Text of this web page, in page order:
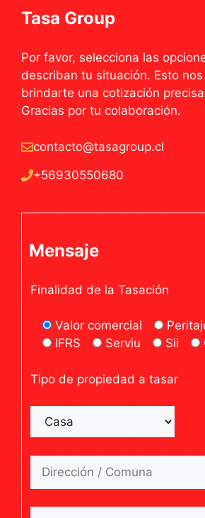
Tasa Group
Por favor, selecciona las
describan tu situación. Esto
brindarte una cotización
Gracias por tu colaboración.
contacto@tasagroup.cl
+56930550680
Mensaje
Finalidad de la Tasación
Valor comercial
IFRS
Serviu Sii
Tipo de propiedad a tasar